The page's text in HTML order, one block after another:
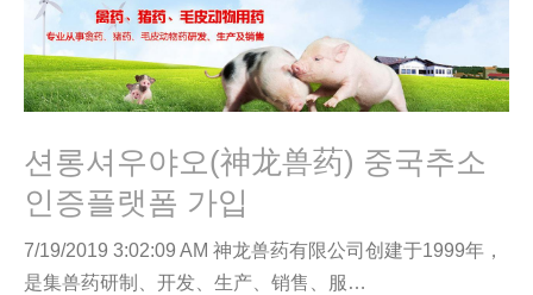
션롱셔우야오(神龙兽药) 중국추소
인증플랫폼 가입
7/19/2019 3:02:09 AM 神龙兽药有限公司创建于1999年，
是集兽药研制、开发、生产、销售、服…